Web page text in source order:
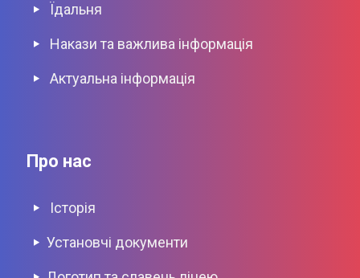
Їдальня
Накази та важлива інформація
Актуальна інформація
Про нас
Історія
Установчі документи